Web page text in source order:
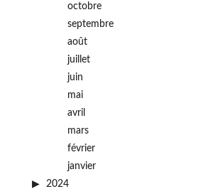
octobre
septembre
août
juillet
juin
mai
avril
mars
février
janvier
2024